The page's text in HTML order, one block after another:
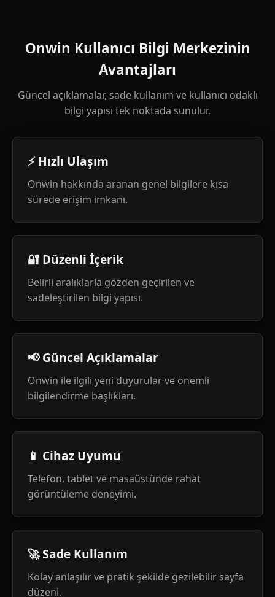
Onwin Kullanıcı Bilgi Merkezinin
Avantajları
Güncel açıklamalar, sade kullanım ve kullanıcı odaklı
bilgi yapısı tek noktada sunulur.
⚡ Hızlı Ulaşım
Onwin hakkında aranan genel bilgilere kısa
sürede erişim imkanı.
🔐 Düzenli İçerik
Belirli aralıklarla gözden geçirilen ve
sadeleştirilen bilgi yapısı.
📢 Güncel Açıklamalar
Onwin ile ilgili yeni duyurular ve önemli
bilgilendirme başlıkları.
📱 Cihaz Uyumu
Telefon, tablet ve masaüstünde rahat
görüntüleme deneyimi.
🚀 Sade Kullanım
Kolay anlaşılır ve pratik şekilde gezilebilir sayfa
düzeni.